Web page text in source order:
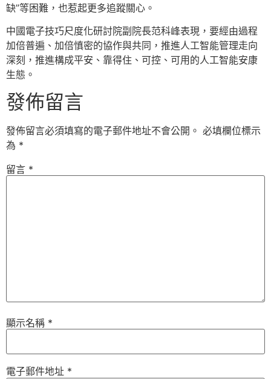
缺”等困難，也惹起更多追蹤關心。
中國電子技巧尺度化研討院副院長范科峰表現，要經由過程
加倍普遍、加倍慎密的協作與共同，推進人工智能管理走向
深刻，推進構成平安、靠得住、可控、可用的人工智能安康
生態。
發佈留言
發佈留言必須填寫的電子郵件地址不會公開。 必填欄位標示
為 *
留言 *
顯示名稱 *
電子郵件地址 *